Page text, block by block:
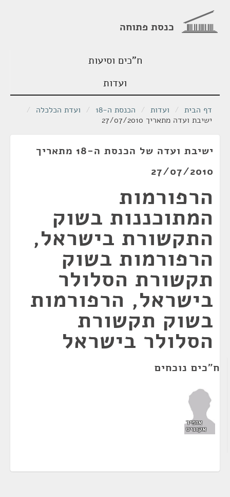
כנסת פתוחה
ח"כים וסיעות
ועדות
דף הבית / ועדות / הכנסת ה-18 / ועדת הכלכלה /
ישיבת ועדה מתאריך 27/07/2010
ישיבת ועדה של הכנסת ה-18 מתאריך
27/07/2010
הרפורמות
המתוכננות בשוק
התקשורת בישראל,
הרפורמות בשוק
תקשורת הסלולר
בישראל, הרפורמות
בשוק תקשורת
הסלולר בישראל
ח"כים נוכחים
אופיר
אקוניס